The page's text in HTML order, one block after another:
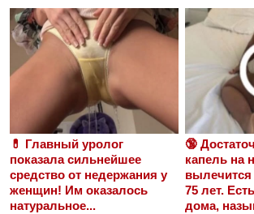
💊 Главный уролог
показала сильнейшее
средство от недержания у
женщин! Им оказалось
натуральное...
🔞
капель на
вылечится
75 лет.
дома,